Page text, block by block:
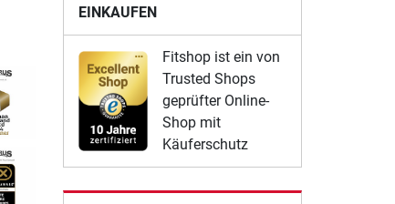
EINKAUFEN
Fitshop ist ein von
Trusted Shops
geprüfter Online-
Shop mit
Käuferschutz